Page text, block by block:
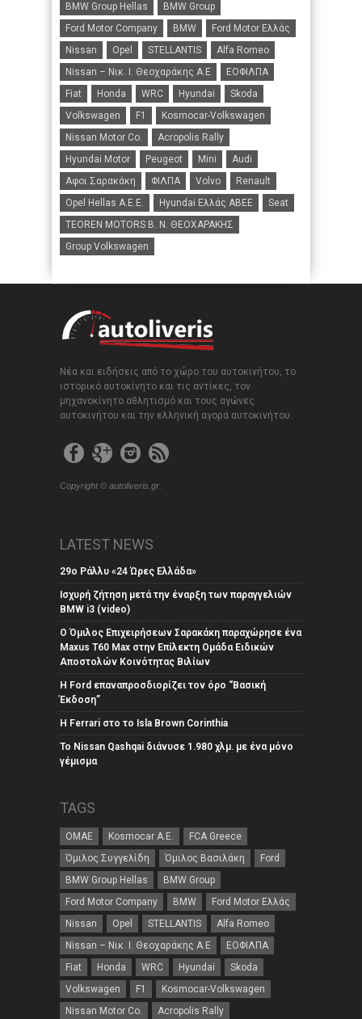
BMW Group Hellas
BMW Group
Ford Motor Company
BMW
Ford Motor Ελλάς
Nissan
Opel STELLANTIS
Alfa Romeo
Nissan – Νικ. Ι. Θεοχαράκης Α.Ε
ΕΟΦΙΛΠΑ
Fiat
Honda WRC Hyundai
Skoda
Volkswagen
F1
Kosmocar-Volkswagen
Nissan Motor Co.
Acropolis Rally
Hyundai Motor
Peugeot Mini
Audi
Αφοι Σαρακάκη
ΦΙΛΠΑ Volvo
Renault
Opel Hellas A.E.E.
Hyundai Ελλάς ΑΒΕΕ
Seat
TEOREN MOTORS B. N. ΘΕΟΧΑΡΑΚΗΣ
Group Volkswagen
Νέα και ειδήσεις από το χώρο του αυτοκινήτου, το
ιστορικό αυτοκίνητο και τις αντίκες, τον
μηχανοκίνητο αθλητισμό και τους αγώνες
αυτοκινήτου και την ελληνική αγορά αυτοκινήτου.
Copyright © autoliveris.gr.
LATEST NEWS
29ο Ράλλυ «24 Ώρες Ελλάδα»
Ισχυρή ζήτηση μετά την έναρξη των παραγγελιών
BMW i3 (video)
Ο Όμιλος Επιχειρήσεων Σαρακάκη παραχώρησε ένα
Maxus T60 Max στην Επίλεκτη Ομάδα Ειδικών
Αποστολών Κοινότητας Βιλίων
Η Ford επαναπροσδιορίζει τον όρο “Βασική
Έκδοση”
Η Ferrari στο το Isla Brown Corinthia
Το Nissan Qashqai διάνυσε 1.980 χλμ. με ένα μόνο
γέμισμα
TAGS
ΟΜΑΕ Kosmocar Α.Ε.
FCA Greece
Όμιλος Συγγελίδη
Όμιλος Βασιλάκη
Ford
BMW Group Hellas
BMW Group
Ford Motor Company
BMW
Ford Motor Ελλάς
Nissan
Opel STELLANTIS
Alfa Romeo
Nissan – Νικ. Ι. Θεοχαράκης Α.Ε
ΕΟΦΙΛΠΑ
Fiat
Honda WRC Hyundai
Skoda
Volkswagen
F1
Kosmocar-Volkswagen
Nissan Motor Co.
Acropolis Rally